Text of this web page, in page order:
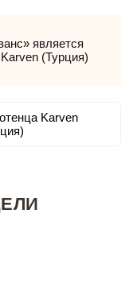
является
(Турция)
Karven